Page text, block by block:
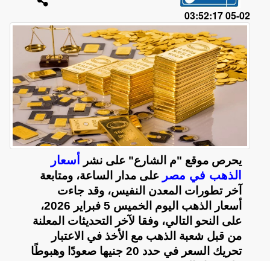
02-05 03:52:17
يحرص موقع "م الشارع" على نشر
أسعار
الذهب في مصر على مدار الساعة، ومتابعة
آخر تطورات المعدن النفيس، وقد جاءت
أسعار الذهب اليوم الخميس 5 فبراير 2026،
على النحو التالي، وفقا لآخر التحديثات المعلنة
من قبل شعبة الذهب مع الأخذ في الاعتبار
تحريك السعر في حدد 20 جنيها صعودًا وهبوطًا